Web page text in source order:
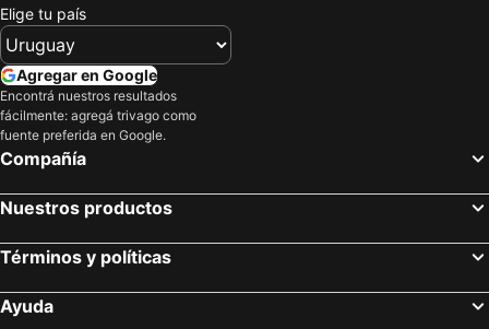
Elige tu país
Agregar en Google
Encontrá nuestros resultados
fácilmente: agregá trivago como
fuente preferida en Google.
Compañía
Nuestros productos
Términos y políticas
Ayuda